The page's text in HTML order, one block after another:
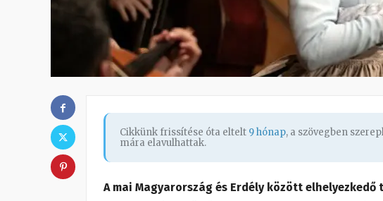
Cikkünk frissítése óta eltelt 9 hónap, a szövegben
mára elavulhattak.
A mai Magyarország és Erdély között